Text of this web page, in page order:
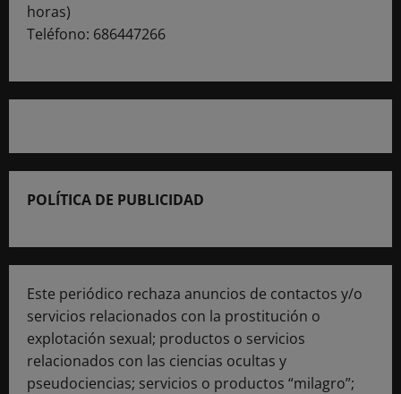
horas)
Teléfono: 686447266
POLÍTICA DE PUBLICIDAD
Este periódico rechaza anuncios de contactos y/o
servicios relacionados con la prostitución o
explotación sexual; productos o servicios
relacionados con las ciencias ocultas y
pseudociencias; servicios o productos “milagro”;